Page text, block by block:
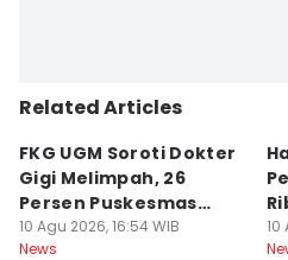
Related Articles
FKG UGM Soroti Dokter
Gigi Melimpah, 26
Persen Puskesmas
Kurang Nakes
10 Agu 2026, 16:54 WIB
News
10